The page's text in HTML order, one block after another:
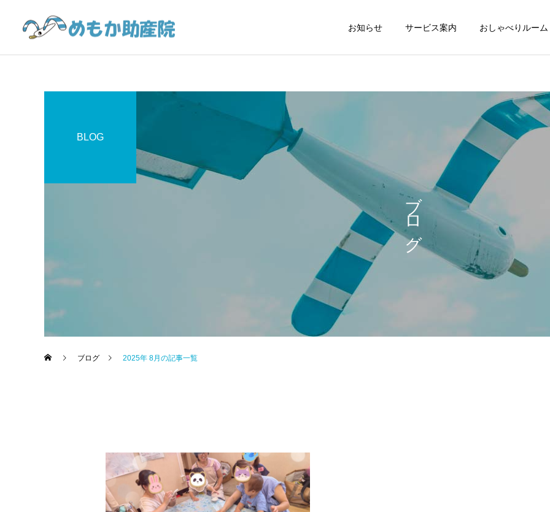
お知らせ サービス案内 おしゃべりルーム
母乳・育児相談
おしゃべりルーム
新しい命に感謝の日々！
日記
4/1から『誰でも通園制
気づけばもう年の瀬‼️😱
8/8は母と子のおしゃべり
ルームでした❣️
ブログ
BLOG
ブログ 2025年 8月の記事一覧